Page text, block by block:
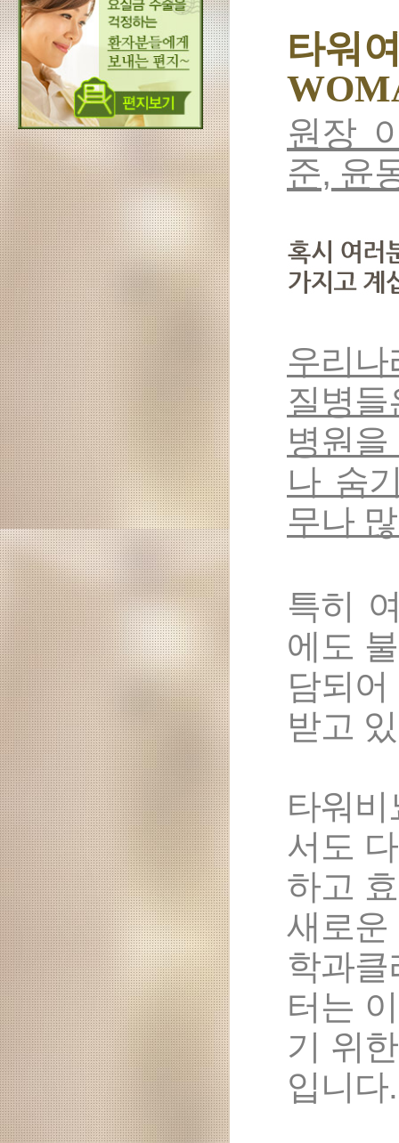
타
원장
준, 윤
우리
질병
병원
나 숨
무나
특히
에도
담되
받고
타워
서도
하고
새로운
학과
터는
기 위
입니다.